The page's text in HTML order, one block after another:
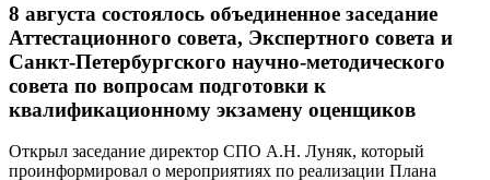
8 августа состоялось объединенное заседание
Аттестационного совета, Экспертного совета и
Санкт-Петербургского научно-методического
совета по вопросам подготовки к
квалификационному экзамену оценщиков
Открыл заседание директор СПО А.Н. Луняк, который
проинформировал о мероприятиях по реализации Плана